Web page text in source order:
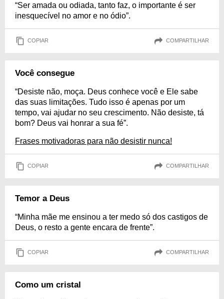
“Ser amada ou odiada, tanto faz, o importante é ser
inesquecível no amor e no ódio”.
COPIAR COMPARTILHAR
Você consegue
“Desiste não, moça. Deus conhece você e Ele sabe
das suas limitações. Tudo isso é apenas por um
tempo, vai ajudar no seu crescimento. Não desiste, tá
bom? Deus vai honrar a sua fé”.
Frases motivadoras para não desistir nunca!
COPIAR COMPARTILHAR
Temor a Deus
“Minha mãe me ensinou a ter medo só dos castigos de
Deus, o resto a gente encara de frente”.
COPIAR COMPARTILHAR
Como um cristal